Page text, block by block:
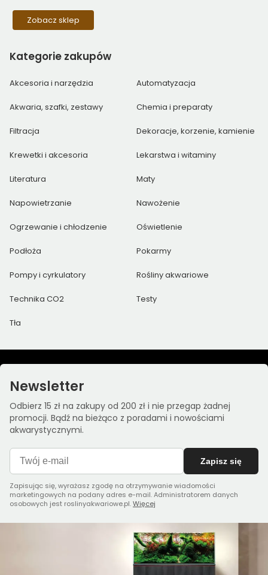
Zobacz sklep
Kategorie zakupów
Akcesoria i narzędzia Automatyzacja
Akwaria, szafki, zestawy Chemia i preparaty
Filtracja Dekoracje, korzenie, kamienie
Krewetki i akcesoria Lekarstwa i witaminy
Literatura Maty
Napowietrzanie Nawożenie
Ogrzewanie i chłodzenie Oświetlenie
Podłoża Pokarmy
Pompy i cyrkulatory Rośliny akwariowe
Technika CO2 Testy
Tła
Newsletter
Odbierz 15 zł na zakupy od 200 zł i nie przegap żadnej
promocji. Bądź na bieżąco z poradami i nowościami
akwarystycznymi.
Zapisz się
Zapisując się, wyrażasz zgodę na otrzymywanie wiadomości
marketingowych na podany adres e-mail. Administratorem danych
osobowych jest roslinyakwariowe.pl.Więcej